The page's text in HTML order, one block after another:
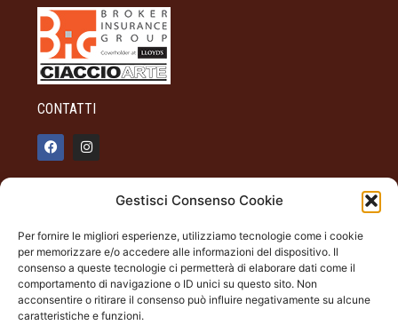
Gestisci Consenso Cookie
Per fornire le migliori esperienze, utilizziamo tecnologie come i cookie
per memorizzare e/o accedere alle informazioni del dispositivo. Il
consenso a queste tecnologie ci permetterà di elaborare dati come il
comportamento di navigazione o ID unici su questo sito. Non
acconsentire o ritirare il consenso può influire negativamente su alcune
caratteristiche e funzioni.
CONTATTI
348 90 31 514
INFO
ORARI DI APERTURA
Dal giovedì alla domenica